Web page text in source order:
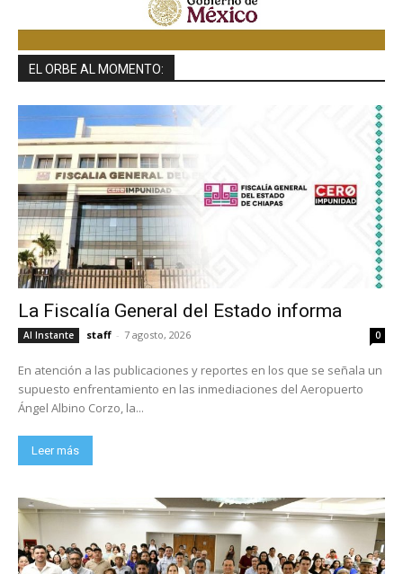
EL ORBE AL MOMENTO:
La Fiscalía General del Estado informa
Al Instante staff - 7 agosto, 2026 0
En atención a las publicaciones y reportes en los que se señala un
supuesto enfrentamiento en las inmediaciones del Aeropuerto
Ángel Albino Corzo, la...
Leer más